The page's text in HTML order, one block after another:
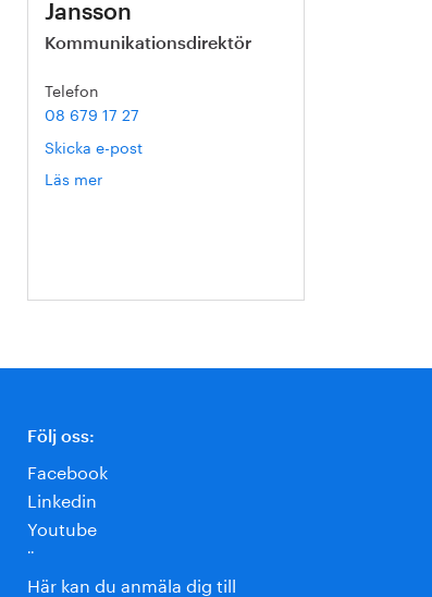
Jansson
Kommunikationsdirektör
Telefon
08 679 17 27
Skicka e-post
Läs mer
Följ oss:
Facebook
Linkedin
Youtube
¨
Här kan du anmäla dig till